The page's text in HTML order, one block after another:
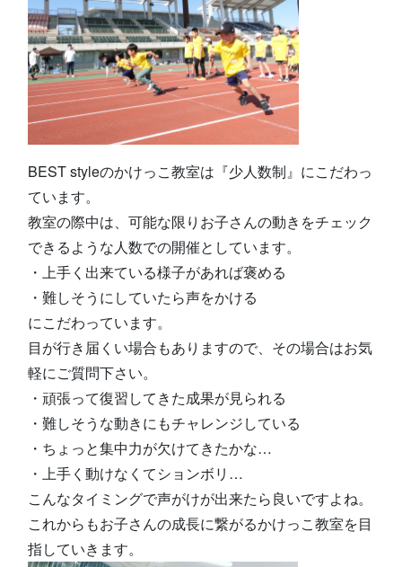
BEST styleのかけっこ教室は『少人数制』にこだわっ
ています。
教室の際中は、可能な限りお子さんの動きをチェック
できるような人数での開催としています。
・上手く出来ている様子があれば褒める
・難しそうにしていたら声をかける
にこだわっています。
目が行き届くい場合もありますので、その場合はお気
軽にご質問下さい。
・頑張って復習してきた成果が見られる
・難しそうな動きにもチャレンジしている
・ちょっと集中力が欠けてきたかな…
・上手く動けなくてションボリ…
こんなタイミングで声がけが出来たら良いですよね。
これからもお子さんの成長に繋がるかけっこ教室を目
指していきます。